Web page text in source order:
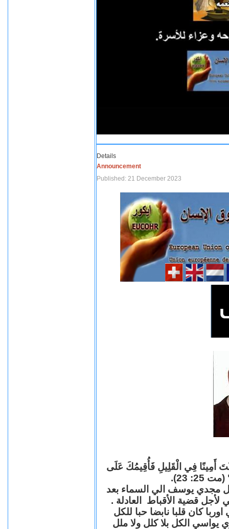
Details
Announcement
Published: 21 December 2023
أَمِينًا فِي الْقَلِيلِ فَأُقِيمُكَ عَلَى
23).
مجدي يوسف الي السماء بعد
قضية الأقباط العادلة .
كان قلبا نابضا حبا للكل
يواسي الكل بلا كلل ولا ملل